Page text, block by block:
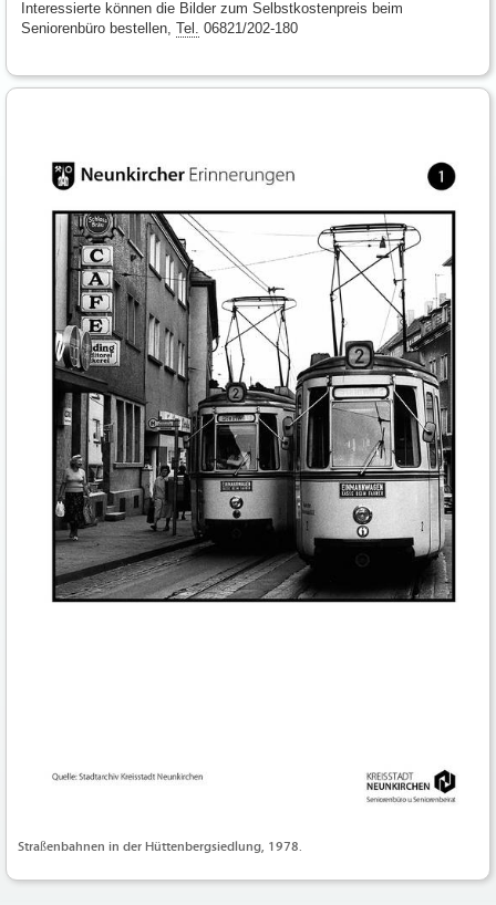
Interessierte können die Bilder zum Selbstkostenpreis beim
Seniorenbüro bestellen, Tel. 06821/202-180
Straßenbahnen in der Hüttenbergsiedlung, 1978.